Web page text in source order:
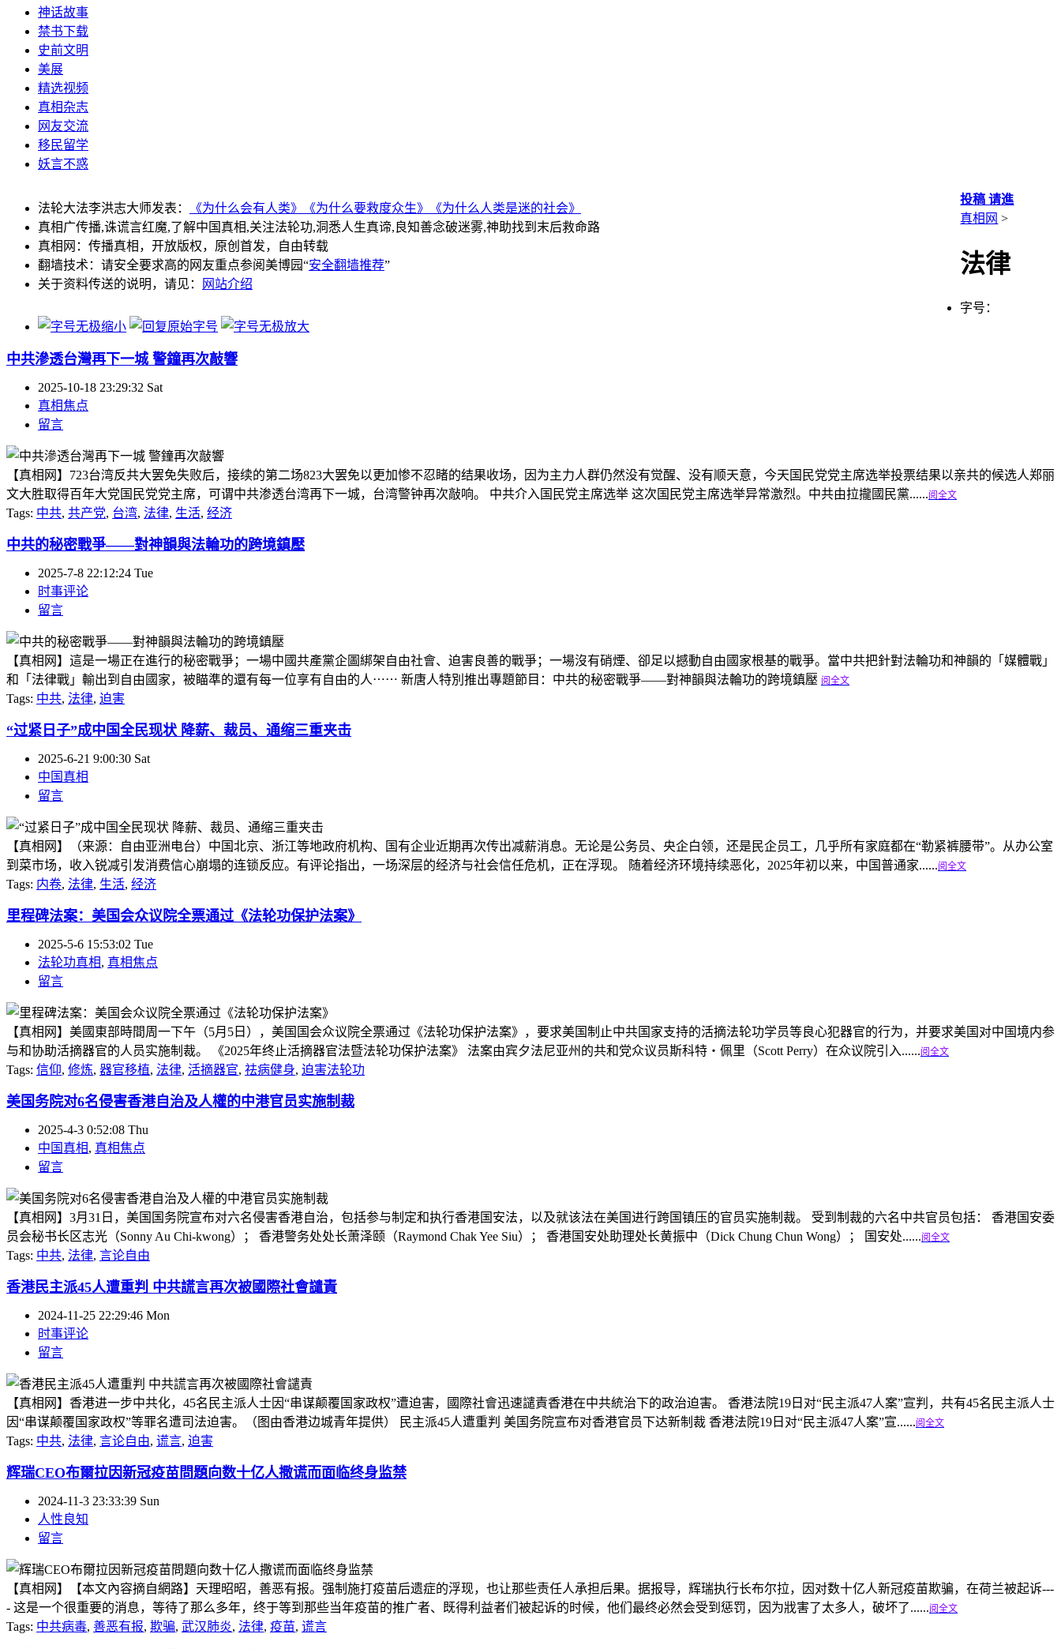
神话故事
禁书下载
史前文明
美展
精选视频
真相杂志
网友交流
移民留学
妖言不惑
法轮大法李洪志大师发表： 《为什么会有人类》 《为什么要救度众生》
《为什么人类是迷的社会》
真相广传播,诛谎言红魔,了解中国真相,关注法轮功,洞悉人生真谛,良知善念破迷雾,神助找到末后救命路
真相网：传播真相，开放版权，原创首发，自由转载
翻墙技术：请安全要求高的网友重点参阅美博园“安全翻墙推荐”
关于资料传送的说明，请见：
网站介绍
投稿 请進
真相网 >
法律
字号：
中共滲透台灣再下一城 警鐘再次敲響
2025-10-18 23:29:32 Sat
真相焦点
留言
【真相网】723台湾反共大罢免失败后，接续的第二场823大罢免以更加惨不忍睹的结果收场，因为主力人群仍然没有觉醒、没有顺天意，今天国民党党主席选举投票结果以亲共的候选人郑丽
文大胜取得百年大党国民党党主席，可谓中共渗透台湾再下一城，台湾警钟再次敲响。 中共介入国民党主席选举 这次国民党主席选举异常激烈。中共由拉攏國民黨......阅全文
Tags: 中共, 共产党, 台湾, 法律, 生活, 经济
中共的秘密戰爭——對神韻與法輪功的跨境鎮壓
2025-7-8 22:12:24 Tue
时事评论
留言
【真相网】這是一場正在進行的秘密戰爭；一場中國共產黨企圖綁架自由社會、迫害良善的戰爭；一場沒有硝煙、卻足以撼動自由國家根基的戰爭。當中共把針對法輪功和神韻的「媒體戰」
和「法律戰」輸出到自由國家，被瞄準的還有每一位享有自由的人⋯⋯ 新唐人特別推出專題節目：中共的秘密戰爭——對神韻與法輪功的跨境鎮壓 阅全文
Tags: 中共, 法律, 迫害
“过紧日子”成中国全民现状 降薪、裁员、通缩三重夹击
2025-6-21 9:00:30 Sat
中国真相
留言
【真相网】（来源：自由亚洲电台）中国北京、浙江等地政府机构、国有企业近期再次传出减薪消息。无论是公务员、央企白领，还是民企员工，几乎所有家庭都在“勒紧裤腰带”。从办公室
到菜市场，收入锐减引发消费信心崩塌的连锁反应。有评论指出，一场深层的经济与社会信任危机，正在浮现。 随着经济环境持续恶化，2025年初以来，中国普通家......阅全文
Tags: 内卷, 法律, 生活, 经济
里程碑法案：美国会众议院全票通过《法轮功保护法案》
2025-5-6 15:53:02 Tue
法轮功真相, 真相焦点
留言
【真相网】美國東部時間周一下午（5月5日），美国国会众议院全票通过《法轮功保护法案》，要求美国制止中共国家支持的活摘法轮功学员等良心犯器官的行为，并要求美国对中国境内参
与和协助活摘器官的人员实施制裁。 《2025年终止活摘器官法暨法轮功保护法案》 法案由宾夕法尼亚州的共和党众议员斯科特‧佩里（Scott Perry）在众议院引入......阅全文
Tags: 信仰, 修炼, 器官移植, 法律, 活摘器官, 祛病健身, 迫害法轮功
美国务院对6名侵害香港自治及人權的中港官员实施制裁
2025-4-3 0:52:08 Thu
中国真相, 真相焦点
留言
【真相网】3月31日，美国国务院宣布对六名侵害香港自治，包括参与制定和执行香港国安法，以及就该法在美国进行跨国镇压的官员实施制裁。 受到制裁的六名中共官员包括： 香港国安委
员会秘书长区志光（Sonny Au Chi-kwong）； 香港警务处处长萧泽颐（Raymond Chak Yee Siu）； 香港国安处助理处长黄振中（Dick Chung Chun Wong）； 国安处......阅全文
Tags: 中共, 法律, 言论自由
香港民主派45人遭重判 中共謊言再次被國際社會譴責
2024-11-25 22:29:46 Mon
时事评论
留言
【真相网】香港进一步中共化，45名民主派人士因“串谋颠覆国家政权”遭迫害，國際社會迅速譴責香港在中共統治下的政治迫害。 香港法院19日对“民主派47人案”宣判，共有45名民主派人士
因“串谋颠覆国家政权”等罪名遭司法迫害。（图由香港边城青年提供） 民主派45人遭重判 美国务院宣布对香港官员下达新制裁 香港法院19日对“民主派47人案”宣......阅全文
Tags: 中共, 法律, 言论自由, 谎言, 迫害
辉瑞CEO布爾拉因新冠疫苗問題向数十亿人撒谎而面临终身监禁
2024-11-3 23:33:39 Sun
人性良知
留言
【真相网】【本文內容摘自網路】天理昭昭，善恶有报。强制施打疫苗后遗症的浮现，也让那些责任人承担后果。据报导，辉瑞执行长布尔拉，因对数十亿人新冠疫苗欺骗，在荷兰被起诉---
- 这是一个很重要的消息，等待了那么多年，终于等到那些当年疫苗的推广者、既得利益者们被起诉的时候，他们最终必然会受到惩罚，因为戕害了太多人，破坏了......阅全文
Tags: 中共病毒, 善恶有报, 欺骗, 武汉肺炎, 法律, 疫苗, 谎言